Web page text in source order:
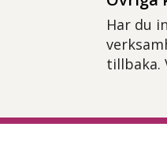
Har du
tillbaka.